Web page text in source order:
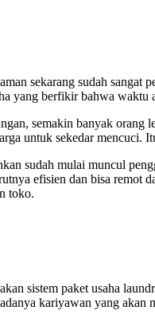
sekarang sudah sangat
yang berfikir bahwa waktu
semakin banyak
untuk sekedar mencuci.
sudah mulai muncul
efisien dan bisa remot
toko.
sistem paket usaha
kariyawan yang